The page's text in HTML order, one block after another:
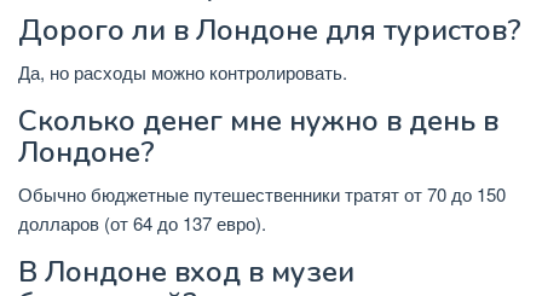
Дорого ли в Лондоне для туристов?
Да, но расходы можно контролировать.
Сколько денег мне нужно в день в
Лондоне?
Обычно бюджетные путешественники тратят от 70 до 150
долларов (от 64 до 137 евро).
В Лондоне вход в музеи